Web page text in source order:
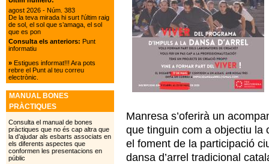
Manresa s’oferirà un
que tinguin com a objectiu la
el foment de la participació
dansa d’arrel tradicional
agost 2026 - Núm. 383
De la teva mirada hi surt l'últim raig
de sol, el sol que s’amaga, el sol
que es pon
Consulta els anteriors: Punt
informatiu
»Estigues informat!!! Ara pots
rebre el Punt al teu correu
electrònic.
MANUAL BONES
PRÀCTIQUES
Consulta el manual de bones
pràctiques que no és cap altra que
la d’ajudar als esbarts associats en
els diferents aspectes que
conformen les presentacions en
públic